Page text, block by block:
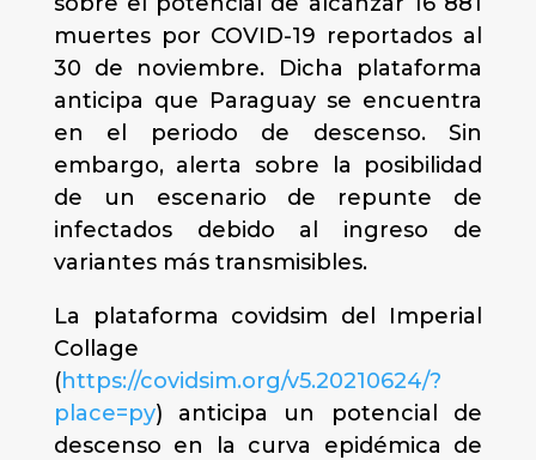
muertes por COVID-19 reportados al
30 de noviembre. Dicha plataforma
anticipa que Paraguay se encuentra
en el periodo de descenso. Sin
embargo, alerta sobre la posibilidad
de un escenario de repunte de
infectados debido al ingreso de
variantes más transmisibles.
La plataforma covidsim del Imperial
Collage
(https://covidsim.org/v5.20210624/?
place=py) anticipa un potencial de
descenso en la curva epidémica de